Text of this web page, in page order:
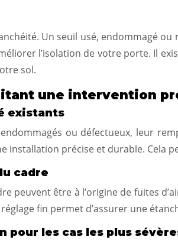
Un seuil usé, endommagé
l’isolation de votre porte. Il
sol.
une intervention
existants
ou défectueux, leur
installation précise et durable. Cela
cadre
peuvent être à l’origine de fuites
fin permet d’assurer une
pour les cas les plus